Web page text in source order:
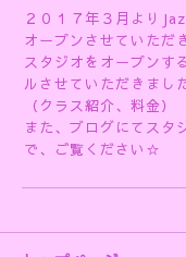
２０１７年３月より
オープンさせていただ
スタジオをオープンす
ルさせていただきました
（クラス紹介、料金）
また、ブログにてスタ
で、ご覧ください☆